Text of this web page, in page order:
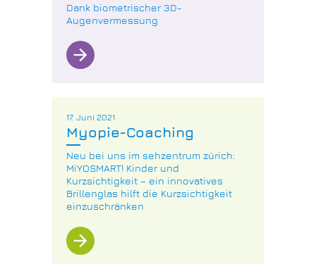
Dank biometrischer 3D-
Augenvermessung
arrow_forward
17. Juni 2021
Myopie-Coaching
Neu bei uns im sehzentrum zürich:
MiYOSMART! Kinder und
Kurzsichtigkeit – ein innovatives
Brillenglas hilft die Kurzsichtigkeit
einzuschränken
arrow_forward